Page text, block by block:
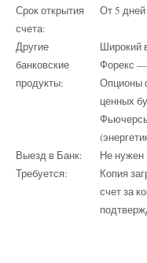
Срок открытия
счета:
От 5 дней
Другие
банковские
продукты:
Широкий
Форекс —
Опционы
ценных
Выезд в Банк:
Не нужен
Требуется:
Копия
счет за